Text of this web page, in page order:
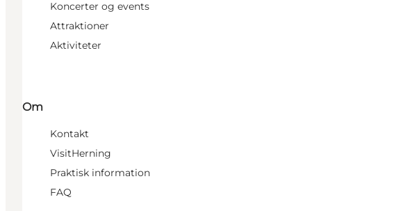
Koncerter og events
Attraktioner
Aktiviteter
Om
Kontakt
VisitHerning
Praktisk information
FAQ